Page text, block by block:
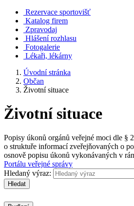
Rezervace sportovišť
Katalog firem
Zpravodaj
Hlášení rozhlasu
Fotogalerie
Lékaři, lékárny
Úvodní stránka
Občan
Životní situace
Životní situace
Popisy úkonů orgánů veřejné moci dle §
o struktuře informací zveřejňovaných o
osnově popisu úkonů vykonávaných v
Portálu veřejné správy
Hledaný výraz:
Hledat